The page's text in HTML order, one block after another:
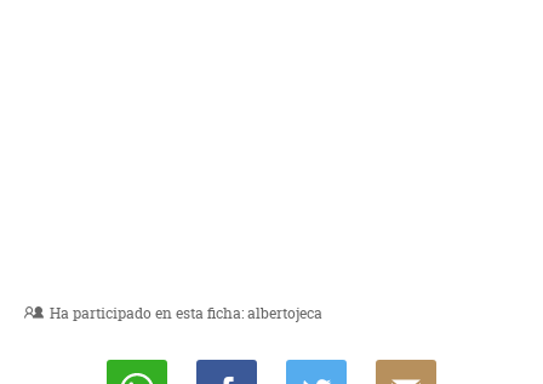
Ha participado en esta ficha:albertojeca